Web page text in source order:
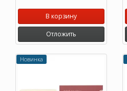
В корзину
Отложить
Новинка